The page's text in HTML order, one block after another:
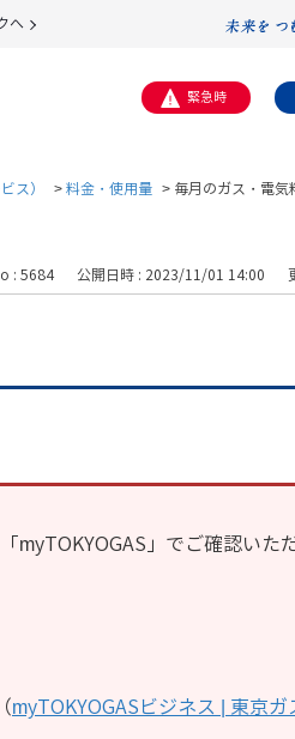
へ
緊急時
ス） >料金・使用量 > 毎月のガス・電気
: 5684 公開日時 : 2023/11/01 14:00
」でご確認いた
myTOKYOGASビジネス | 東京ガ